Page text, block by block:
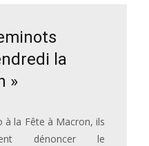
la
»
à la Fête à Macron, ils
dénoncer le